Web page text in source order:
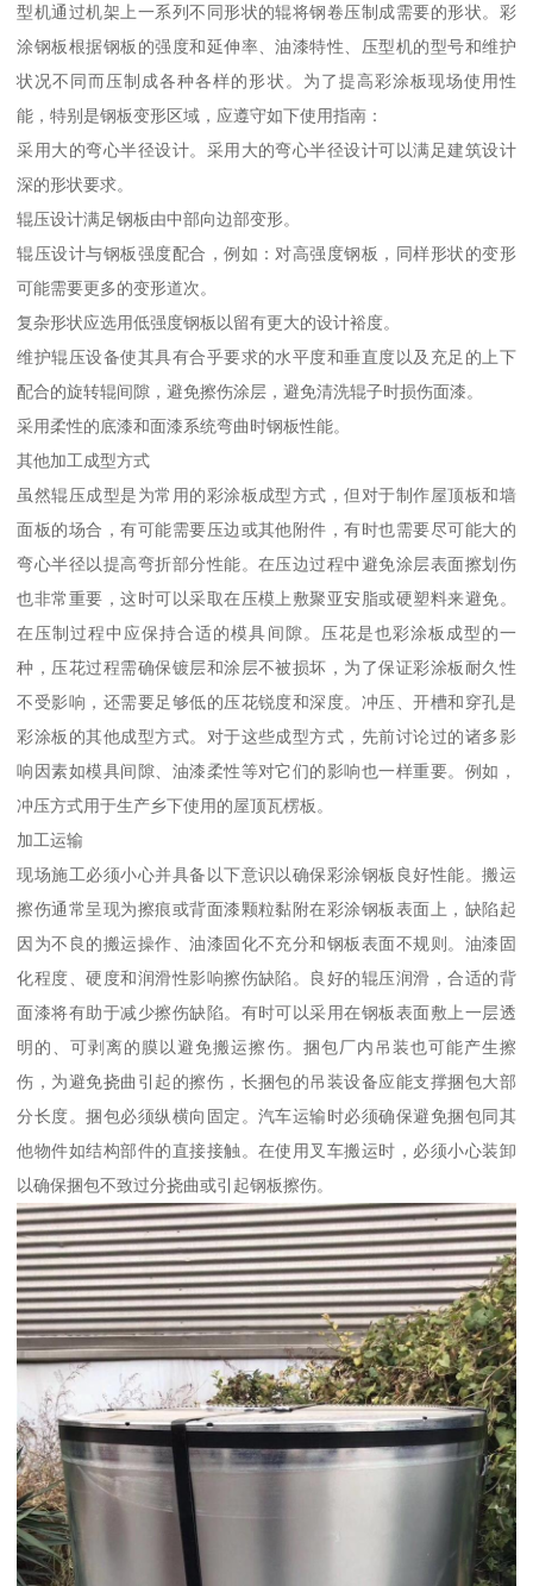
型机通过机架上一系列不同形状的辊将钢卷压制成需要的形状。彩
涂钢板根据钢板的强度和延伸率、油漆特性、压型机的型号和维护
状况不同而压制成各种各样的形状。为了提高彩涂板现场使用性
能，特别是钢板变形区域，应遵守如下使用指南：
采用大的弯心半径设计。采用大的弯心半径设计可以满足建筑设计
深的形状要求。
辊压设计满足钢板由中部向边部变形。
辊压设计与钢板强度配合，例如：对高强度钢板，同样形状的变形
可能需要更多的变形道次。
复杂形状应选用低强度钢板以留有更大的设计裕度。
维护辊压设备使其具有合乎要求的水平度和垂直度以及充足的上下
配合的旋转辊间隙，避免擦伤涂层，避免清洗辊子时损伤面漆。
采用柔性的底漆和面漆系统弯曲时钢板性能。
其他加工成型方式
虽然辊压成型是为常用的彩涂板成型方式，但对于制作屋顶板和墙
面板的场合，有可能需要压边或其他附件，有时也需要尽可能大的
弯心半径以提高弯折部分性能。在压边过程中避免涂层表面擦划伤
也非常重要，这时可以采取在压模上敷聚亚安脂或硬塑料来避免。
在压制过程中应保持合适的模具间隙。压花是也彩涂板成型的一
种，压花过程需确保镀层和涂层不被损坏，为了保证彩涂板耐久性
不受影响，还需要足够低的压花锐度和深度。冲压、开槽和穿孔是
彩涂板的其他成型方式。对于这些成型方式，先前讨论过的诸多影
响因素如模具间隙、油漆柔性等对它们的影响也一样重要。例如，
冲压方式用于生产乡下使用的屋顶瓦楞板。
加工运输
现场施工必须小心并具备以下意识以确保彩涂钢板良好性能。搬运
擦伤通常呈现为擦痕或背面漆颗粒黏附在彩涂钢板表面上，缺陷起
因为不良的搬运操作、油漆固化不充分和钢板表面不规则。油漆固
化程度、硬度和润滑性影响擦伤缺陷。良好的辊压润滑，合适的背
面漆将有助于减少擦伤缺陷。有时可以采用在钢板表面敷上一层透
明的、可剥离的膜以避免搬运擦伤。捆包厂内吊装也可能产生擦
伤，为避免挠曲引起的擦伤，长捆包的吊装设备应能支撑捆包大部
分长度。捆包必须纵横向固定。汽车运输时必须确保避免捆包同其
他物件如结构部件的直接接触。在使用叉车搬运时，必须小心装卸
以确保捆包不致过分挠曲或引起钢板擦伤。